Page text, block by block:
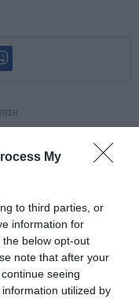
My
to third parties, or
information for
below opt-out
note that after your
seeing
utilized by
στο CNN